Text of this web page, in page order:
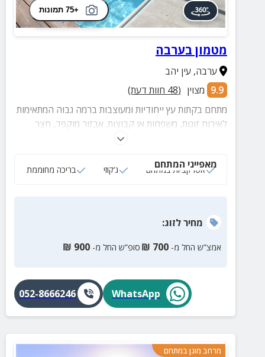
+75 תמונות
מטמון בערבה
ערבה,עין יהב
9.9 מצוין (
48 חוות דעת)
מתחם בקתות עץ ייחודיות ומעוצבות ברמה גבוה המתאימות
לאירוח זוגות, משפחות או קבוצות. אבזור מוקפד, חצר
מושקעת עם מתקני גריל, מרחבי דשא, בריכה (מחוממת
מאפייני המתחם
אטרקציות במתחם ג‘קוזי בריכה מחוממת
מחירלזוג:
אמצ”ש החל מ- 700
₪ סופ”ש החל מ- 900
₪
WhatsApp
052-8666246
מרחב מוגן במתחם